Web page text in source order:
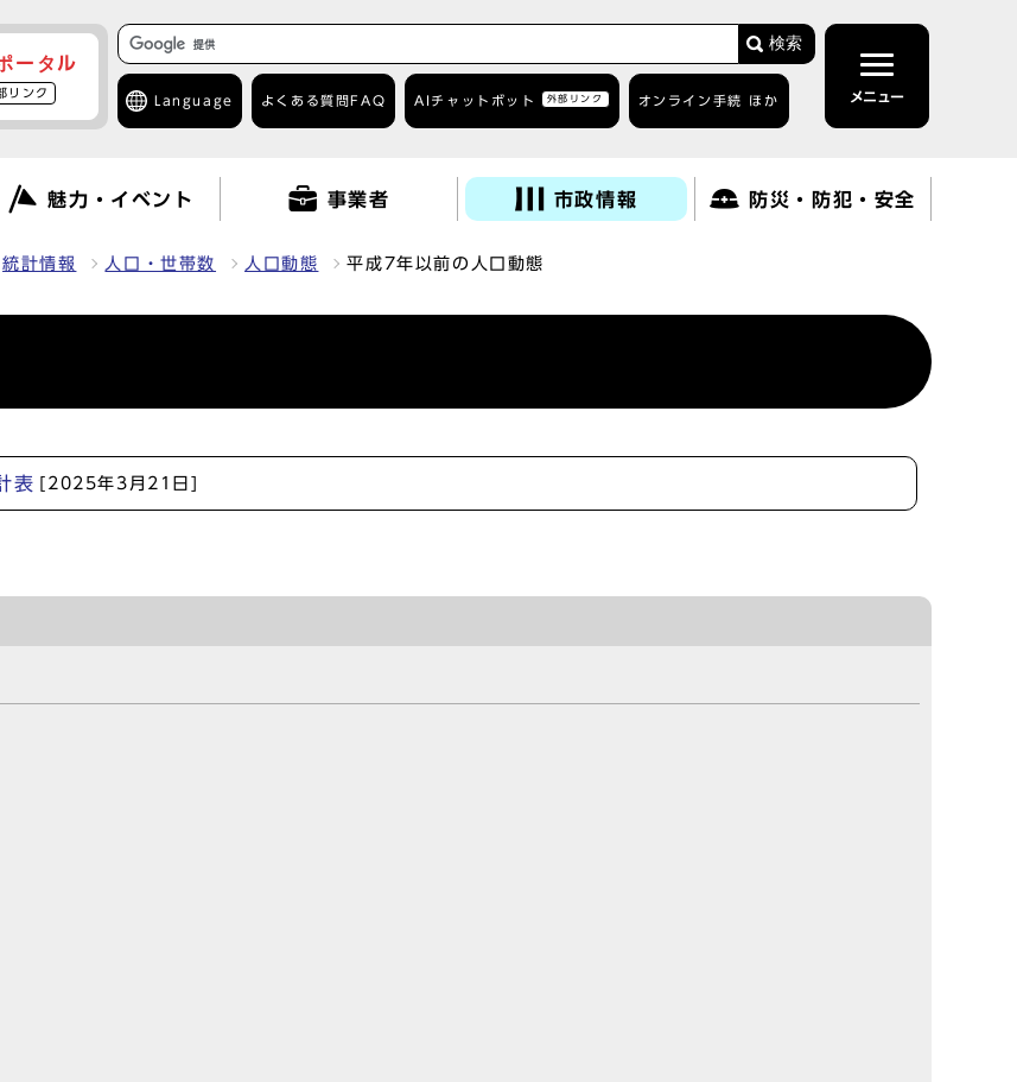
ータル
リンク
検索
Language よくある質問 FAQ AIチャットボット 外部リンク オンライン手続 ほか メニュー
魅力・イベント 事業者 市政情報 防災・防犯・安全
統計情報 人口・世帯数 人口動態 平成7年以前の人口動態
表 [2025年3月21日]